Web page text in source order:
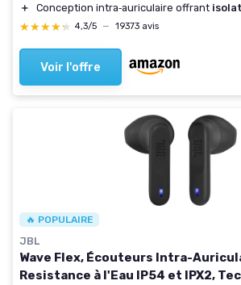
＋
Conception intra‑auriculaire offrant
★★★★★
★★★★★ 4,3/5 — 19373 avis
Voir l'offre
🔥 POPULAIRE
JBL
Wave Flex, Écouteurs Intra-
Resistance à l'Eau IP54 et IPX2,